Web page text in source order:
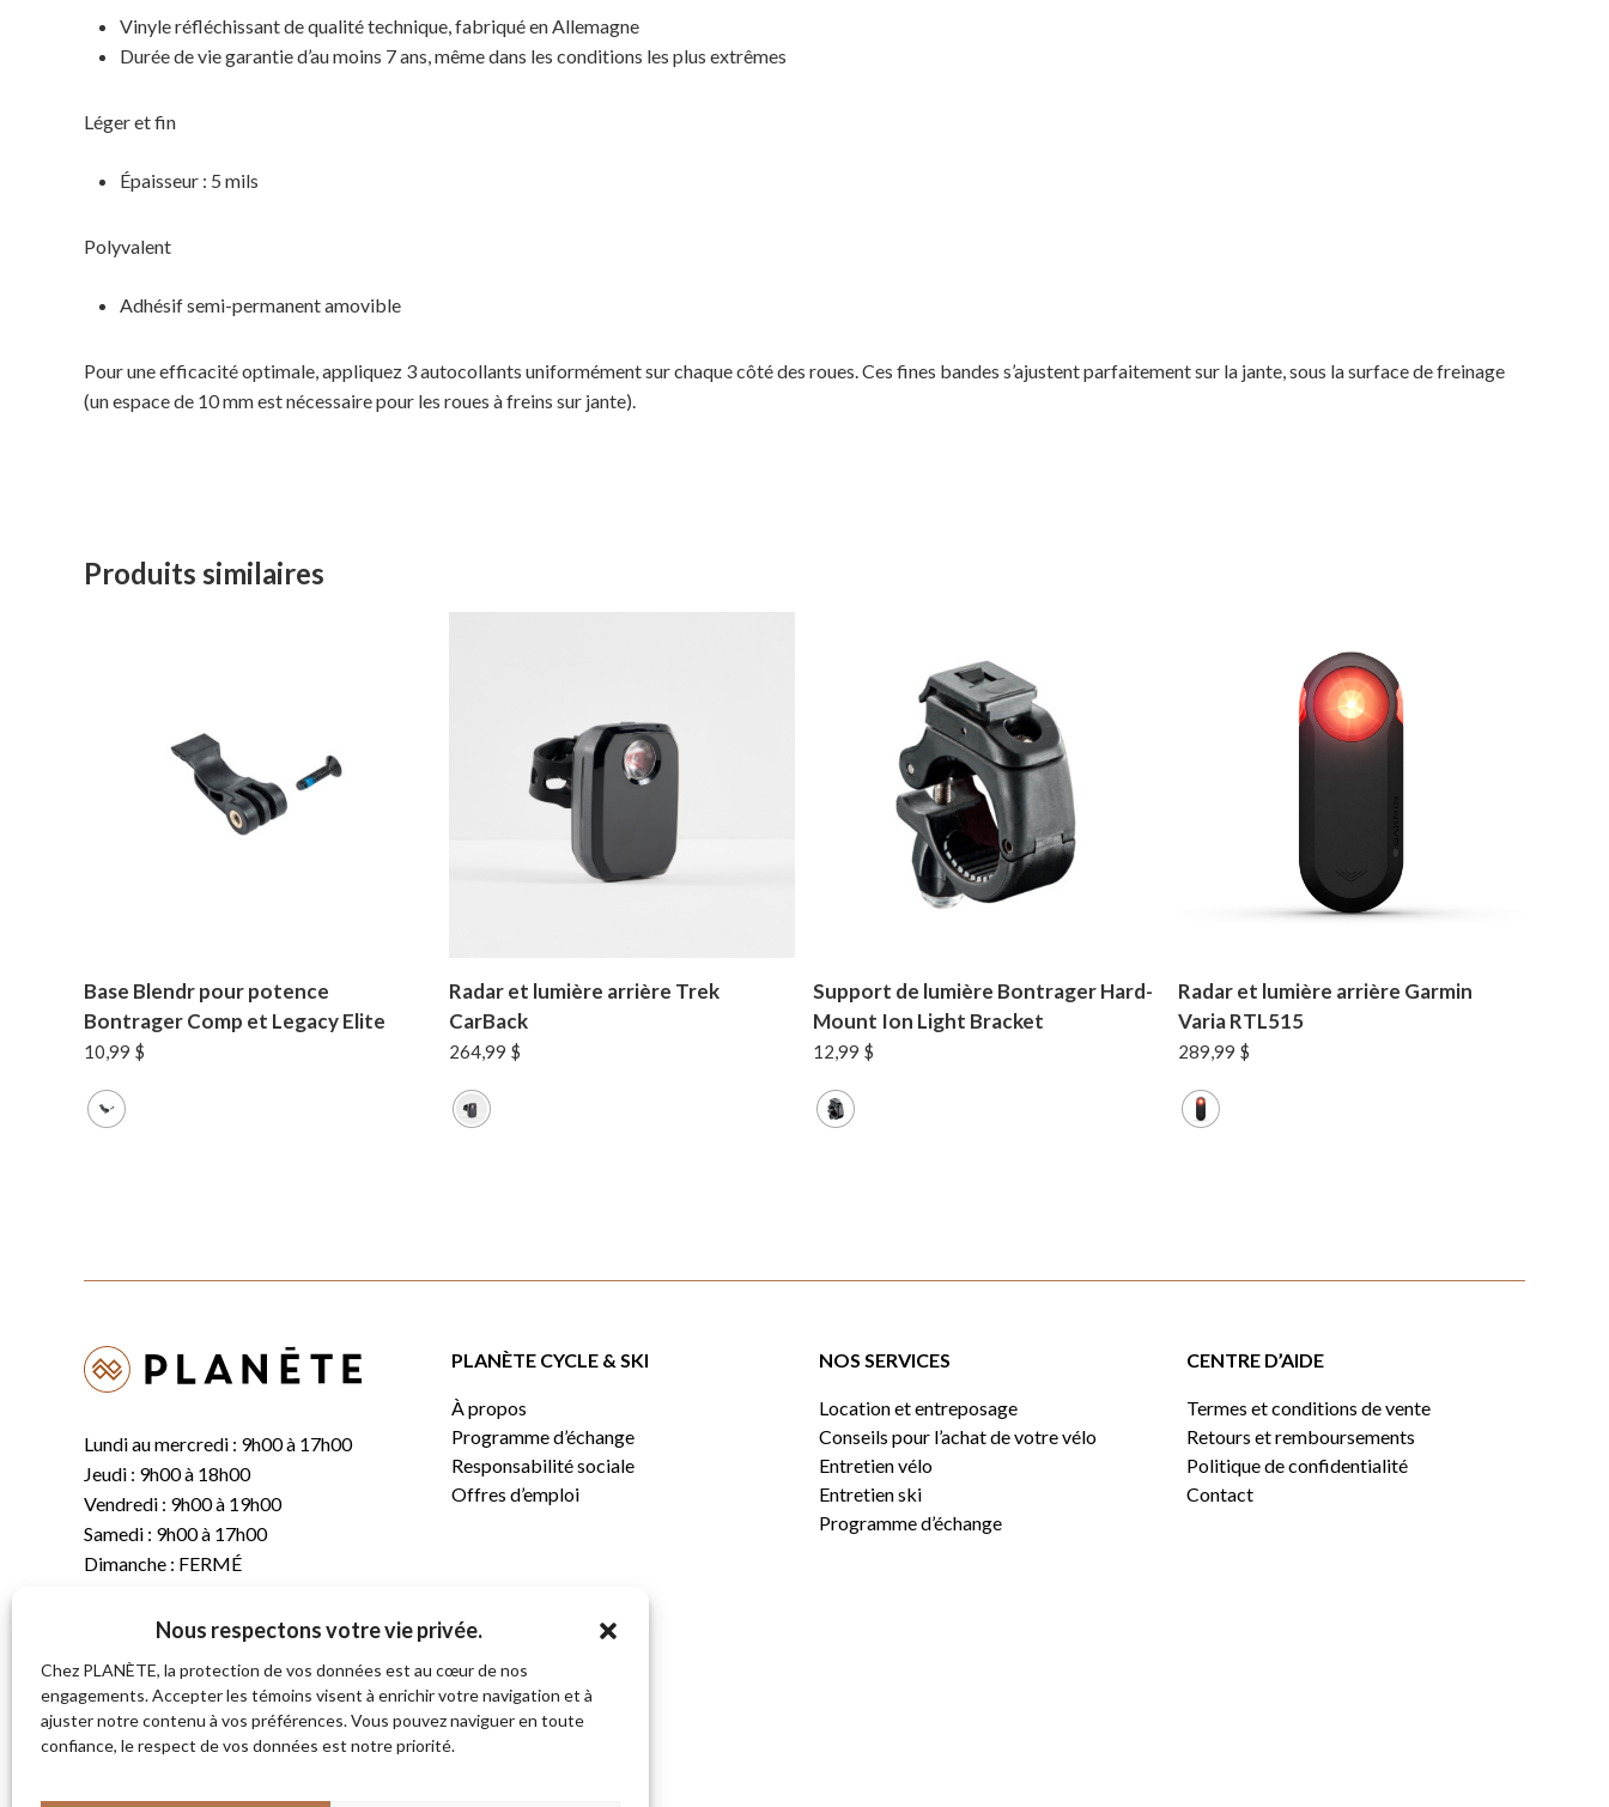
Nous respectons votre vie privée.
Chez PLANÈTE, la protection de vos données est au cœur de nos
engagements. Accepter les témoins visent à enrichir votre navigation et à
ajuster notre contenu à vos préférences. Vous pouvez naviguer en toute
confiance, le respect de vos données est notre priorité.
Vinyle réfléchissant de qualité technique, fabriqué en Allemagne
Durée de vie garantie d’au moins 7 ans, même dans les conditions les plus extrêmes
Léger et fin
Épaisseur : 5 mils
Polyvalent
Adhésif semi-permanent amovible
Pour une efficacité optimale, appliquez 3 autocollants uniformément sur chaque côté des roues. Ces fines bandes s’ajustent parfaitement sur la jante, sous la surface de freinage
(un espace de 10 mm est nécessaire pour les roues à freins sur jante).
Produits similaires
Base Blendr pour potence
Bontrager Comp et Legacy Elite
10,99 $
Radar et lumière arrière Trek
CarBack
264,99 $
Support de lumière Bontrager Hard-
Mount Ion Light Bracket
12,99 $
Radar et lumière arrière Garmin
Varia RTL515
289,99 $
Lundi au mercredi : 9h00 à 17h00
Jeudi : 9h00 à 18h00
Vendredi : 9h00 à 19h00
Samedi : 9h00 à 17h00
Dimanche : FERMÉ
(819) 843-8356
C. info@planete.co
681, rue Sherbrooke
Magog (Québec)
PLANÈTE CYCLE & SKI
À propos
Programme d’échange
Responsabilité sociale
Offres d’emploi
NOS SERVICES
Location et entreposage
Conseils pour l’achat de votre vélo
Entretien vélo
Entretien ski
Programme d’échange
CENTRE D’AIDE
Termes et conditions de vente
Retours et remboursements
Politique de confidentialité
Contact